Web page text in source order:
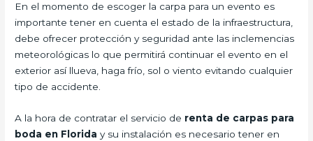
En el momento de escoger la carpa para un evento es
importante tener en cuenta el estado de la infraestructura,
debe ofrecer protección y seguridad ante las inclemencias
meteorológicas lo que permitirá continuar el evento en el
exterior así llueva, haga frío, sol o viento evitando cualquier
tipo de accidente.
A la hora de contratar el servicio de renta de carpas para
boda en Florida y su instalación es necesario tener en